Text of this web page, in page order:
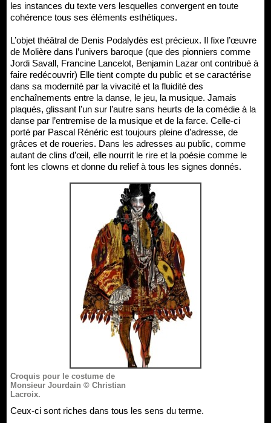
les instances du texte vers lesquelles convergent en toute
cohérence tous ses éléments esthétiques.
L’objet théâtral de Denis Podalydès est précieux. Il fixe l’œuvre
de Molière dans l’univers baroque (que des pionniers comme
Jordi Savall, Francine Lancelot, Benjamin Lazar ont contribué à
faire redécouvrir) Elle tient compte du public et se caractérise
dans sa modernité par la vivacité et la fluidité des
enchaînements entre la danse, le jeu, la musique. Jamais
plaqués, glissant l’un sur l’autre sans heurts de la comédie à la
danse par l’entremise de la musique et de la farce. Celle-ci
porté par Pascal Rénéric est toujours pleine d’adresse, de
grâces et de roueries. Dans les adresses au public, comme
autant de clins d’œil, elle nourrit le rire et la poésie comme le
font les clowns et donne du relief à tous les signes donnés.
Croquis pour le costume de
Monsieur Jourdain © Christian
Lacroix.
Ceux-ci sont riches dans tous les sens du terme.